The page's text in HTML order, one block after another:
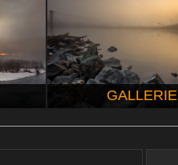
GALLERIE